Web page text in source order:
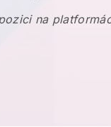
na